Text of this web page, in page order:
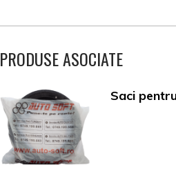
PRODUSE ASOCIATE
Saci